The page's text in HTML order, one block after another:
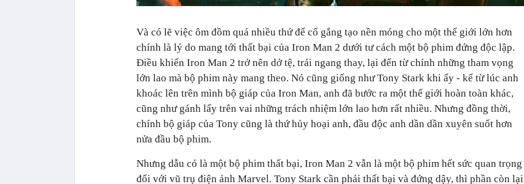
Và có lẽ việc ôm đồm quá nhiều thứ để cố gắng tạo nền móng cho một thế giới lớn hơn
chính là lý do mang tới thất bại của Iron Man 2 dưới tư cách một bộ phim đứng độc lập.
Điều khiến Iron Man 2 trở nên dở tệ, trái ngang thay, lại đến từ chính những tham vọng
lớn lao mà bộ phim này mang theo. Nó cũng giống như Tony Stark khi ấy - kể từ lúc anh
khoác lên trên mình bộ giáp của Iron Man, anh đã bước ra một thế giới hoàn toàn khác,
cũng như gánh lấy trên vai những trách nhiệm lớn lao hơn rất nhiều. Nhưng đồng thời,
chính bộ giáp của Tony cũng là thứ hủy hoại anh, đầu độc anh dần dần xuyên suốt hơn
nửa đầu bộ phim.
Nhưng dẫu có là một bộ phim thất bại, Iron Man 2 vẫn là một bộ phim hết sức quan trọng
đối với vũ trụ điện ảnh Marvel. Tony Stark cần phải thất bại và đứng dậy, thì phần còn lại